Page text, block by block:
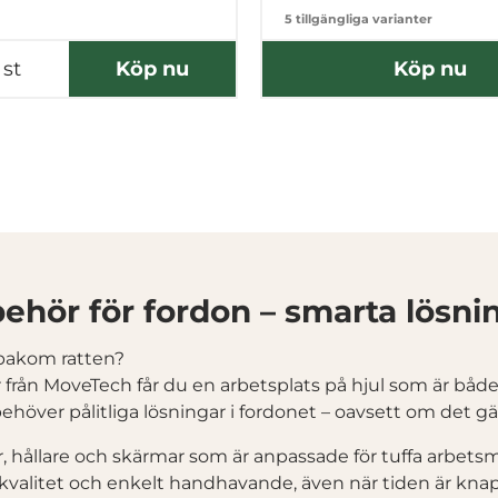
st Köp nu
5 tillgängliga varianter
Köp nu
för fordon – smarta
ratten?
MoveTech får du en arbetsplats på hjul som är
pålitliga lösningar i fordonet – oavsett om det
hållare och skärmar som är anpassade för tuffa
och enkelt handhavande, även när tiden är